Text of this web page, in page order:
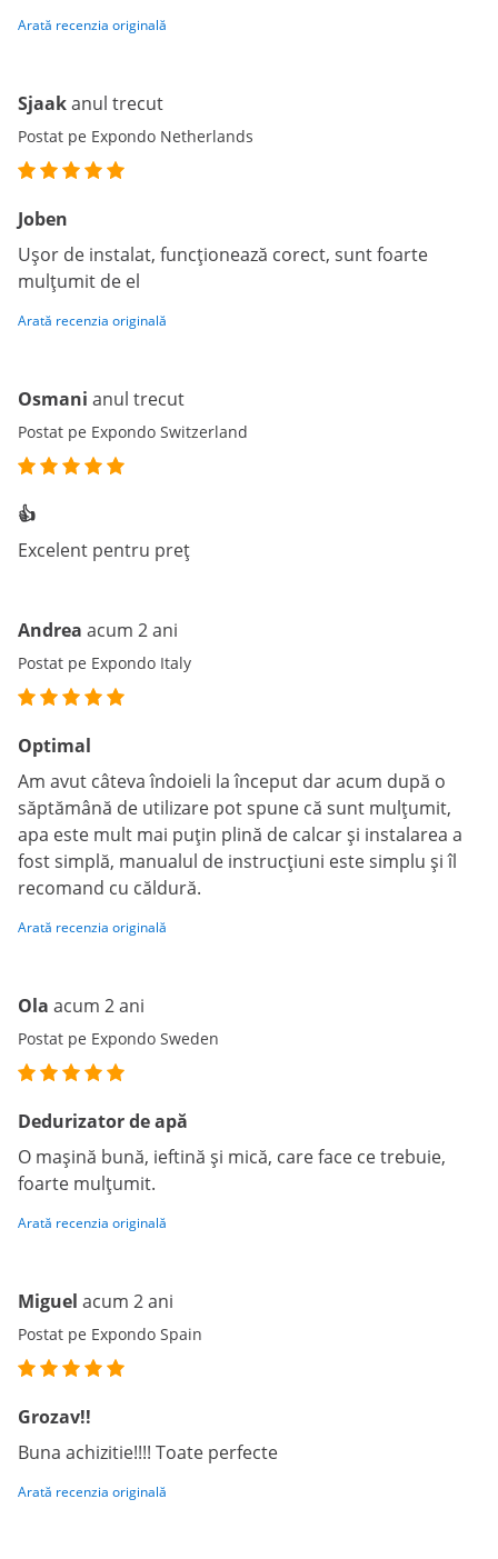
Arată recenzia originală
Sjaakanul trecut
Postat pe Expondo Netherlands
Joben
Ușor de instalat, funcționează corect, sunt foarte
mulțumit de el
Arată recenzia originală
Osmani anul trecut
Postat pe Expondo Switzerland
👍
Excelent pentru preț
Andrea acum 2 ani
Postat pe Expondo Italy
Optimal
Am avut câteva îndoieli la început dar acum după o
săptămână de utilizare pot spune că sunt mulțumit,
apa este mult mai puțin plină de calcar și instalarea a
fost simplă, manualul de instrucțiuni este simplu și îl
recomand cu căldură.
Arată recenzia originală
Ola acum 2 ani
Postat pe Expondo Sweden
Dedurizator de apă
O mașină bună, ieftină și mică, care face ce trebuie,
foarte mulțumit.
Arată recenzia originală
Miguel acum 2 ani
Postat pe Expondo Spain
Grozav!!
Buna achizitie!!!! Toate perfecte
Arată recenzia originală